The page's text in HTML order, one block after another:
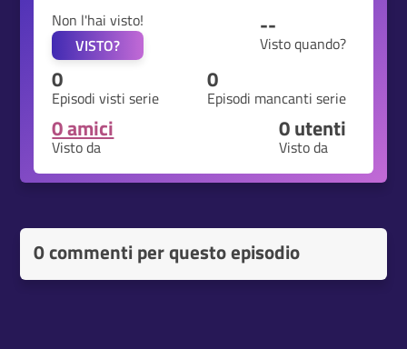
Non l'hai visto!
VISTO?
--
Visto quando?
0
Episodi visti serie
0
Episodi mancanti serie
0 amici
Visto da
0utenti
Visto da
0 commenti per questo episodio